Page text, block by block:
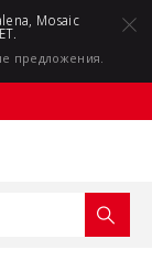
Mosaic
предложения.